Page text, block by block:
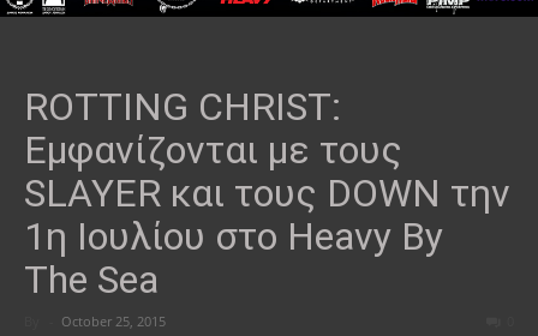
ROTTING CHRIST:
Εμφανίζονται με τους
SLAYER και τους DOWN την
1η Ιουλίου στο Heavy By
The Sea
October 25, 2015